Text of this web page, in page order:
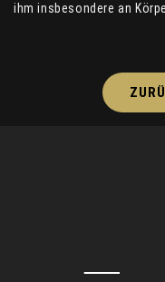
ihm insbesondere an